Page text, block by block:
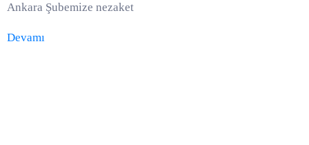
Ankara Şubemize nezaket
Devamı